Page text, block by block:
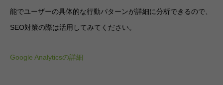
能でユーザーの具体的な行動パターンが詳細に分析できるので、
SEO対策の際は活用してみてください。
Google Analyticsの詳細